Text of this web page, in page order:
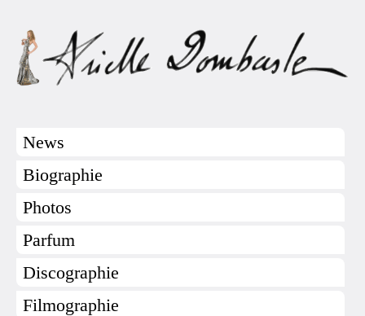
News
Biographie
Photos
Parfum
Discographie
Filmographie